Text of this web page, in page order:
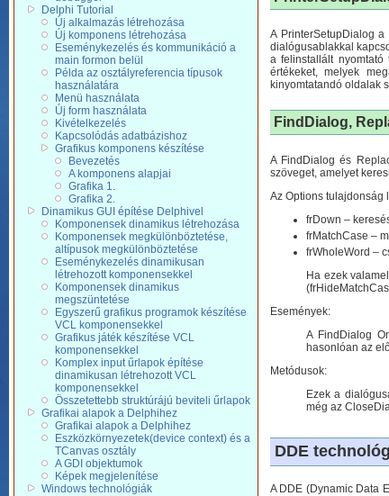
Delphi Tutorial
Új alkalmazás létrehozása
Új komponens létrehozása
Eseménykezelés és kommunikáció a
main formon belül
Példa az osztályreferencia típusok
használatára
Menü használata
Új form használata
Kivételkezelés
Kapcsolódás adatbázishoz
Grafikus komponens készítése
Bevezetés
A komponens alapjai
Grafika 1.
Grafika 2.
Dinamikus GUI építése Delphivel
Komponensek dinamikus létrehozása
Komponensek megkülönböztetése,
altípusok megkülönböztetése
Eseménykezelés dinamikusan
létrehozott komponensekkel
Komponensek dinamikus
megszüntetése
Egyszerű grafikus programok készítése
VCL komponensekkel
Grafikus játék készítése VCL
komponensekkel
Komplex input űrlapok építése
dinamikusan létrehozott VCL
komponensekkel
Összetettebb struktúrájú beviteli űrlapok
Grafikai alapok a Delphihez
Grafikai alapok a Delphihez
Eszközkörnyezetek(device context) és a
TCanvas osztály
A GDI objektumok
Képek megjelenítése
Windows technológiák
A PrinterSetupDialog
dialógusablakkal
a felinstallált
értékeket, melyek
kinyomtatandó oldalak
FindDialog,
A FindDialog és
szöveget, amelyet
Az Options tulajdonság
frDown –
frMatchCase –
frWholeWord –
Ha ezek
Események:
A FindDialog
hasonlóan az
Metódusok:
Ezek a
még az
DDE
A DDE (Dynamic Data